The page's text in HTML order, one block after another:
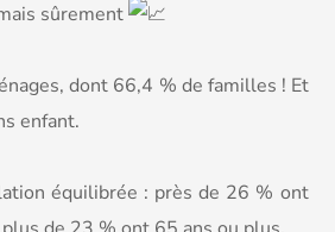
sûrement
dont 66,4 % de familles ! Et
enfant.
équilibrée : près de 26 % ont